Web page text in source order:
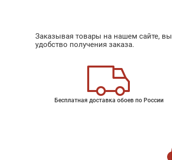
Заказывая товары на нашем сайте,
удобство получения заказа.
Бесплатная доставка обоев по России